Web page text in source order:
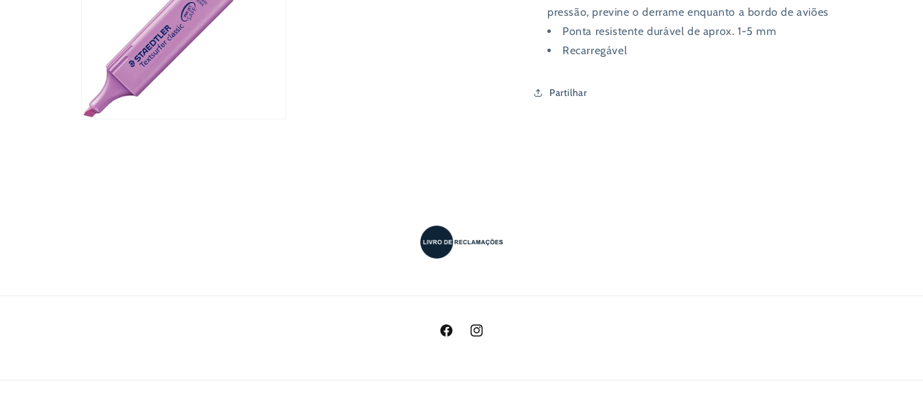
pressão, previne o derrame enquanto a bordo de aviões
Ponta resistente durável de aprox. 1-5 mm
Recarregável
Partilhar
FacebookInstagram